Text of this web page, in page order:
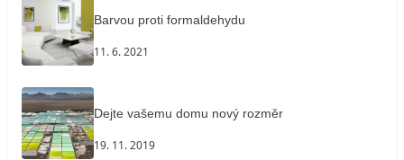
Barvou proti formaldehydu
11. 6. 2021
Dejte vašemu domu nový rozměr
19. 11. 2019